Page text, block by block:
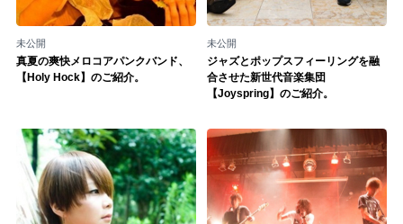
Follow us
Official SNS
未公開
真夏の爽快メロコアパンクバンド、
【Holy Hock】のご紹介。
未公開
ジャズとポップスフィーリングを融
合させた新世代音楽集団
【Joyspring】のご紹介。